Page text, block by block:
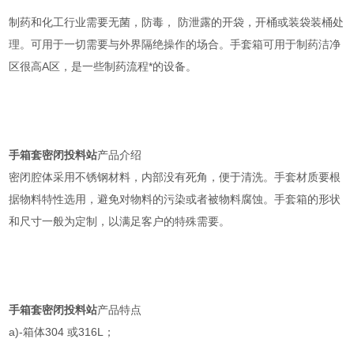
制药和化工行业需要无菌，防毒， 防泄露的开袋，开桶或装袋装桶处
理。可用于一切需要与外界隔绝操作的场合。手套箱可用于制药洁净
区很高A区，是一些制药流程*的设备。
手箱套密闭投料站产品介绍
密闭腔体采用不锈钢材料，内部没有死角，便于清洗。手套材质要根
据物料特性选用，避免对物料的污染或者被物料腐蚀。手套箱的形状
和尺寸一般为定制，以满足客户的特殊需要。
手箱套密闭投料站产品特点
a)-箱体304 或316L；